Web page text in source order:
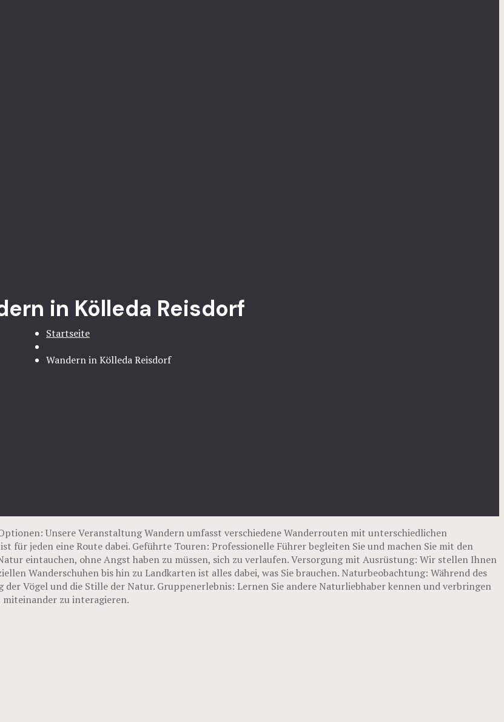
in Kölleda Reisdorf
Startseite
Wandern in Kölleda Reisdorf
Unsere Veranstaltung Wandern umfasst verschiedene Wanderrouten mit unterschiedlichen
für jeden eine Route dabei. Geführte Touren: Professionelle Führer begleiten Sie und machen Sie mit den
eintauchen, ohne Angst haben zu müssen, sich zu verlaufen. Versorgung mit Ausrüstung: Wir stellen Ihnen
Wanderschuhen bis hin zu Landkarten ist alles dabei, was Sie brauchen. Naturbeobachtung: Während des
der Vögel und die Stille der Natur. Gruppenerlebnis: Lernen Sie andere Naturliebhaber kennen und verbringen
miteinander zu interagieren.